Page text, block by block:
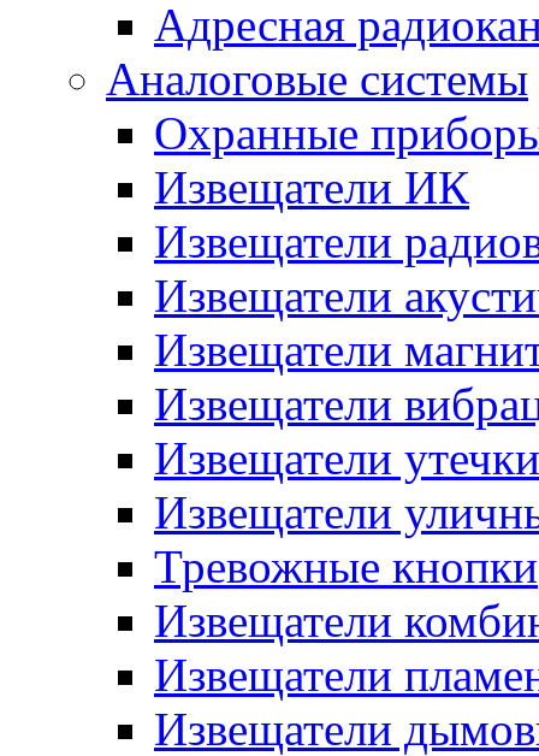
Адресная
Аналоговые системы
Охранные
Извещатели ИК
Извещатели
Извещатели
Извещатели
Извещатели
Извещатели утечки
Извещатели
Тревожные кнопки
Извещатели
Извещатели
Извещатели